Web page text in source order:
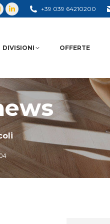
+39 039 64210200
DIVISIONI OFFERTE